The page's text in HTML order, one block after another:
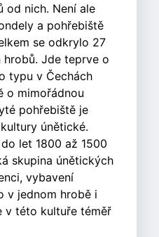
od nich. Není ale
a pohřebiště
se odkrylo 27
Jde teprve o
typu v Čechách
o mimořádnou
pohřebiště je
únětické.
let 1800 až 1500
skupina únětických
vybavení
v jednom hrobě i
v této kultuře téměř